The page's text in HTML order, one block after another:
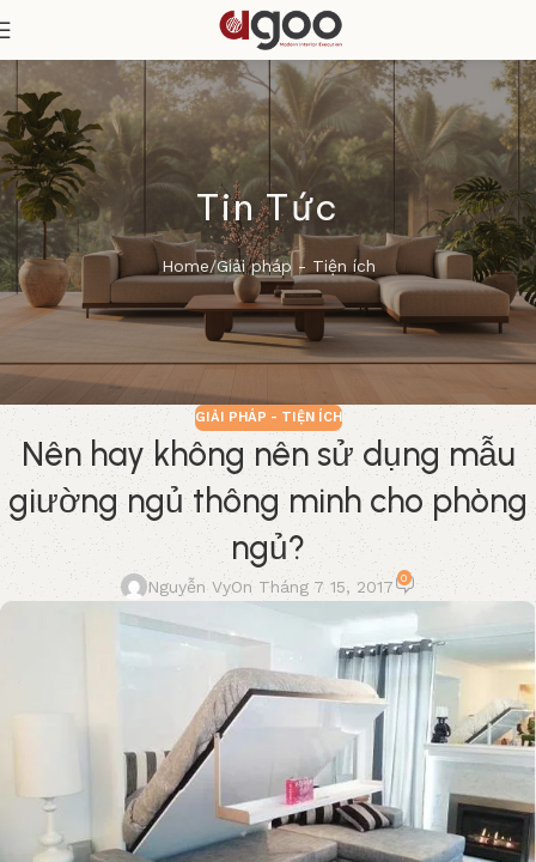
Tin Tức
Home Giải pháp - Tiện ích
GIẢI PHÁP - TIỆN ÍCH
Nên hay không nên sử dụng mẫu
giường ngủ thông minh cho phòng
ngủ?
Nguyễn VyOn Tháng 7 15, 2017 0